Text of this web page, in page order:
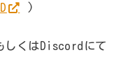
)
しくはDiscordにて